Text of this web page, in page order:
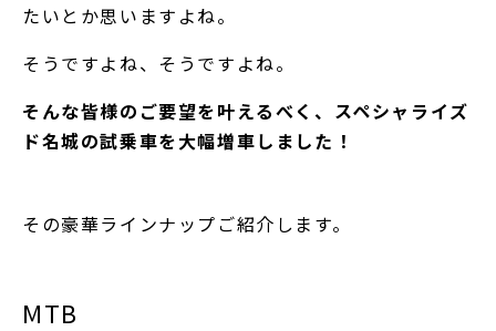
たいとか思いますよね。
そうですよね、そうですよね。
そんな皆様のご要望を叶えるべく、スペシャライズ
ド名城の試乗車を大幅増車しました！
その豪華ラインナップご紹介します。
MTB